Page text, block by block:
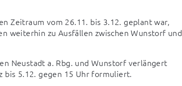
Zeitraum vom 26.11. bis 3.12. geplant war,
weiterhin zu Ausfällen zwischen Wunstorf und
Neustadt a. Rbg. und Wunstorf verlängert
bis 5.12. gegen 15 Uhr formuliert.